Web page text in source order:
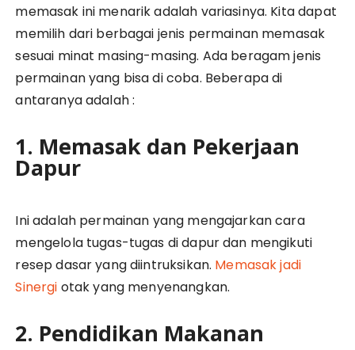
memasak ini menarik adalah variasinya. Kita dapat
memilih dari berbagai jenis permainan memasak
sesuai minat masing-masing. Ada beragam jenis
permainan yang bisa di coba. Beberapa di
antaranya adalah :
1. Memasak dan Pekerjaan
Dapur
Ini adalah permainan yang mengajarkan cara
mengelola tugas-tugas di dapur dan mengikuti
resep dasar yang diintruksikan. Memasak jadi
Sinergi otak yang menyenangkan.
2. Pendidikan Makanan